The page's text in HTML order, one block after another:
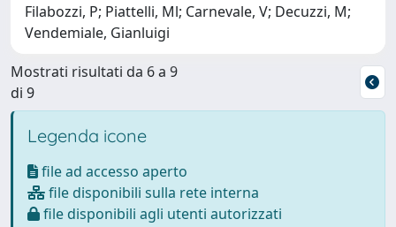
Filabozzi, P; Piattelli, Ml; Carnevale, V; Decuzzi, M;
Vendemiale, Gianluigi
Mostrati risultati da 6 a 9
di 9
Legenda icone
file ad accesso aperto
file disponibili sulla rete interna
file disponibili agli utenti autorizzati